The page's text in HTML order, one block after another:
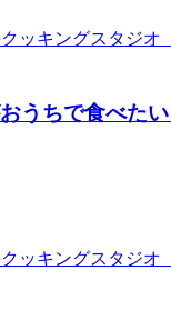
うちで食べた